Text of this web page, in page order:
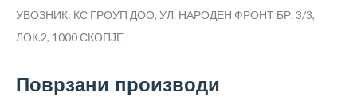
УВОЗНИК: КС ГРОУП ДОО, УЛ. НАРОДЕН ФРОНТ БР. 3/3,
ЛОК.2, 1000 СКОПЈЕ
Поврзани производи